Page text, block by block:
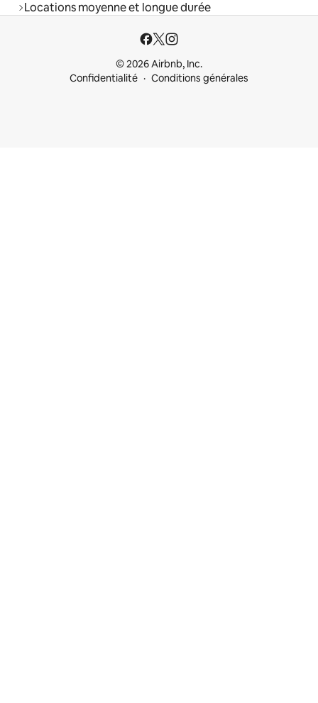
Locations moyenne et longue durée
© 2026 Airbnb, Inc.
Confidentialité
Conditions générales